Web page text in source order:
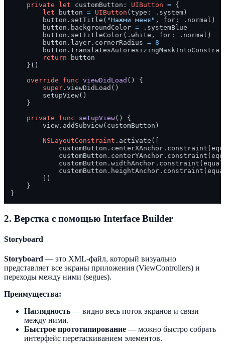
private
let customButton: UIButton = {
let button = UIButton (type: .system)
        button.setTitle(
"Нажми меня" , for: .normal)
        button.backgroundColor
= .systemBlue
        button.setTitleColor(.white, for: .normal)
        button.layer.cornerRadius
= 8
return button
    }()
override
func viewDidLoad () {
super .viewDidLoad()
        setupView()
    }
private
func setupView() {
        view.addSubview(customButton)
NSLayoutConstraint .activate([
        ])
    }
2. Верстка с помощью Interface Builder
Storyboard
Storyboard — это XML-файл, который визуально
представляет все экраны приложения (ViewControllers) и
переходы между ними (segues).
Преимущества:
Наглядность — видно весь поток экранов и связи
между ними.
Быстрое прототипирование — можно быстро собрать
интерфейс перетаскиванием элементов.